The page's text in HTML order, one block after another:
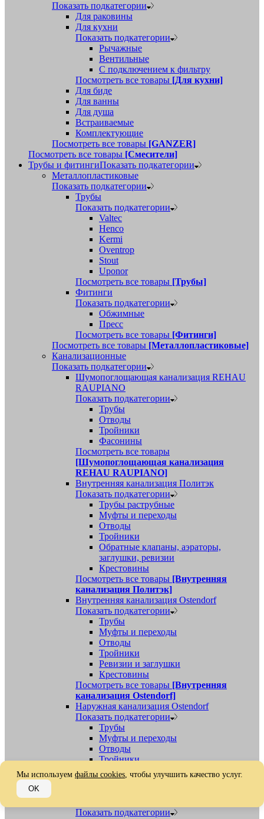
Показать подкатегории
Для раковины
Для кухни
Показать подкатегории
Рычажные
Вентильные
С подключением к фильтру
Посмотреть все товары [Для кухни]
Для биде
Для ванны
Для душа
Встраиваемые
Комплектующие
Посмотреть все товары [GANZER]
Посмотреть все товары [Смесители]
Трубы и фитингиПоказать подкатегории
Металлопластиковые
Показать подкатегории
Трубы
Показать подкатегории
Valtec
Henco
Kermi
Oventrop
Stout
Uponor
Посмотреть все товары [Трубы]
Фитинги
Показать подкатегории
Обжимные
Пресс
Посмотреть все товары [Фитинги]
Посмотреть все товары [Металлопластиковые]
Канализационные
Показать подкатегории
Шумопоглощающая канализация REHAU
RAUPIANO
Показать подкатегории
Трубы
Отводы
Тройники
Фасонины
Посмотреть все товары
[Шумопоглощающая канализация
REHAU RAUPIANO]
Внутренняя канализация Политэк
Показать подкатегории
Трубы раструбные
Муфты и переходы
Отводы
Тройники
Обратные клапаны, аэраторы,
заглушки, ревизии
Крестовины
Посмотреть все товары [Внутренняя
канализация Политэк]
Внутренняя канализация Ostendorf
Показать подкатегории
Трубы
Муфты и переходы
Отводы
Тройники
Ревизии и заглушки
Крестовины
Посмотреть все товары [Внутренняя
канализация Ostendorf]
Наружная канализация Ostendorf
Показать подкатегории
Трубы
Муфты и переходы
Отводы
Тройники
Ревизии, заглушки, обратные клапаны
Посмотреть все товары[Наружная
Показать подкатегории
Мы используем файлы cookies, чтобы улучшить качество услуг.
OK